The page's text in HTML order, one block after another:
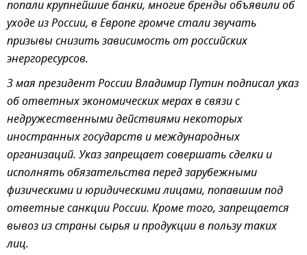
попали крупнейшие банки, многие бренды объявили об
уходе из России, в Европе громче стали звучать
призывы снизить зависимость от российских
энергоресурсов.
3 мая президент России Владимир Путин подписал указ
об ответных экономических мерах в связи с
недружественными действиями некоторых
иностранных государств и международных
организаций. Указ запрещает совершать сделки и
исполнять обязательства перед зарубежными
физическими и юридическими лицами, попавшим под
ответные санкции России. Кроме того, запрещается
вывоз из страны сырья и продукции в пользу таких
лиц.